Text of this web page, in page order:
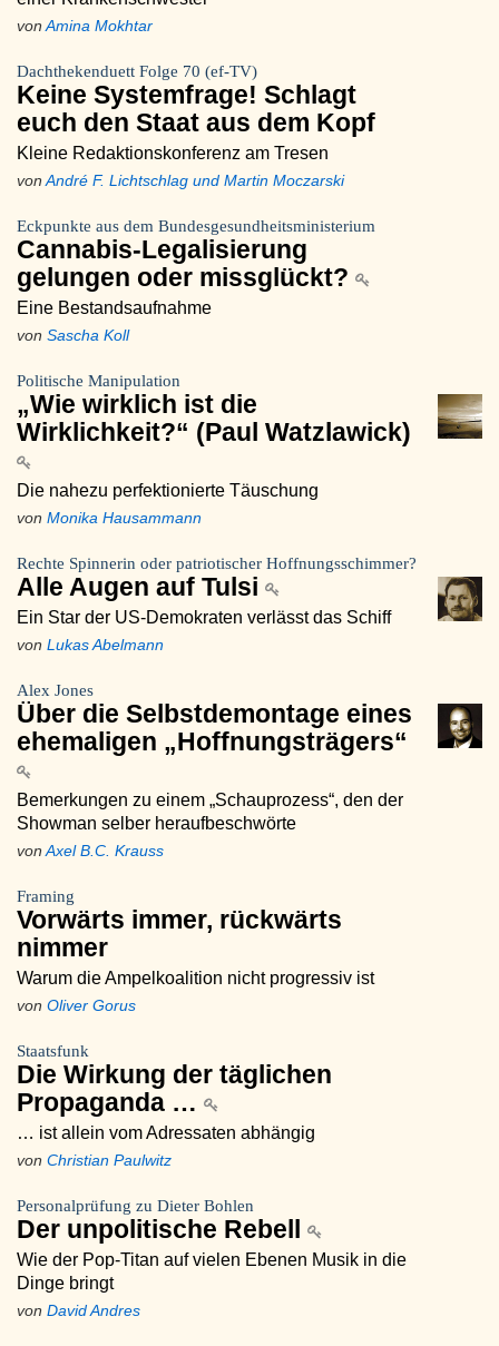
von Amina Mokhtar
Dachthekenduett Folge 70 (ef-TV)
Keine Systemfrage! Schlagt
euch den Staat aus dem Kopf
Kleine Redaktionskonferenz am Tresen
von André F. Lichtschlag und Martin Moczarski
Eckpunkte aus dem Bundesgesundheitsministerium
Cannabis-Legalisierung
gelungen oder missglückt?
Eine Bestandsaufnahme
von Sascha Koll
Politische Manipulation
„Wie wirklich ist die
Wirklichkeit?“ (Paul Watzlawick)
Die nahezu perfektionierte Täuschung
von Monika Hausammann
Rechte Spinnerin oder patriotischer Hoffnungsschimmer?
Alle Augen auf Tulsi
Ein Star der US-Demokraten verlässt das Schiff
von Lukas Abelmann
Alex Jones
Über die Selbstdemontage eines
ehemaligen „Hoffnungsträgers“
Bemerkungen zu einem „Schauprozess“, den der
Showman selber heraufbeschwörte
von Axel B.C. Krauss
Framing
Vorwärts immer, rückwärts
nimmer
Warum die Ampelkoalition nicht progressiv ist
von Oliver Gorus
Staatsfunk
Die Wirkung der täglichen
Propaganda …
… ist allein vom Adressaten abhängig
von Christian Paulwitz
Personalprüfung zu Dieter Bohlen
Der unpolitische Rebell
Wie der Pop-Titan auf vielen Ebenen Musik in die
Dinge bringt
von David Andres